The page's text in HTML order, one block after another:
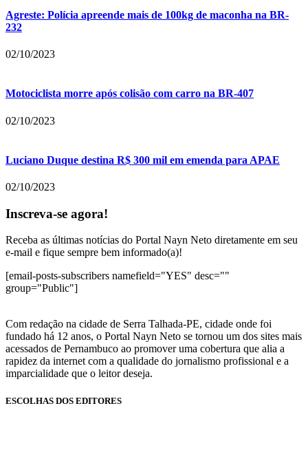
Agreste: Polícia apreende mais de 100kg de maconha na BR-
232
02/10/2023
Motociclista morre após colisão com carro na BR-407
02/10/2023
Luciano Duque destina R$ 300 mil em emenda para APAE
02/10/2023
Inscreva-se agora!
Receba as últimas notícias do Portal Nayn Neto diretamente em seu
e-mail e fique sempre bem informado(a)!
[email-posts-subscribers namefield="YES" desc=""
group="Public"]
Com redação na cidade de Serra Talhada-PE, cidade onde foi
fundado há 12 anos, o Portal Nayn Neto se tornou um dos sites mais
acessados de Pernambuco ao promover uma cobertura que alia a
rapidez da internet com a qualidade do jornalismo profissional e a
imparcialidade que o leitor deseja.
ESCOLHAS DOS EDITORES